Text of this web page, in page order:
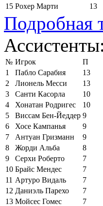
15 Рохер Марти 13
Подробная
Ассистенты:
№ Игрок
П
1
Пабло Сарабия
13
2
Лионель Месси
13
3
Санти Касорла
10
4
Хонатан Родригес
10
5
Виссам Бен-Йеддер 9
6
Хосе Кампанья
9
7
Антуан Гризманн
9
8
Жорди Альба
8
9
Серхи Роберто
7
10 Брайс Мендес
7
11 Артуро Видаль
7
12 Даниэль Парехо
7
13 Мойсес Гомес
7